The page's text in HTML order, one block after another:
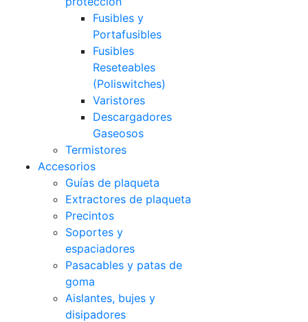
Fusibles y
Portafusibles
Fusibles
Reseteables
(Poliswitches)
Varistores
Descargadores
Gaseosos
Termistores
Accesorios
Guías de plaqueta
Extractores de plaqueta
Precintos
Soportes y
espaciadores
Pasacables y patas de
goma
Aislantes, bujes y
disipadores